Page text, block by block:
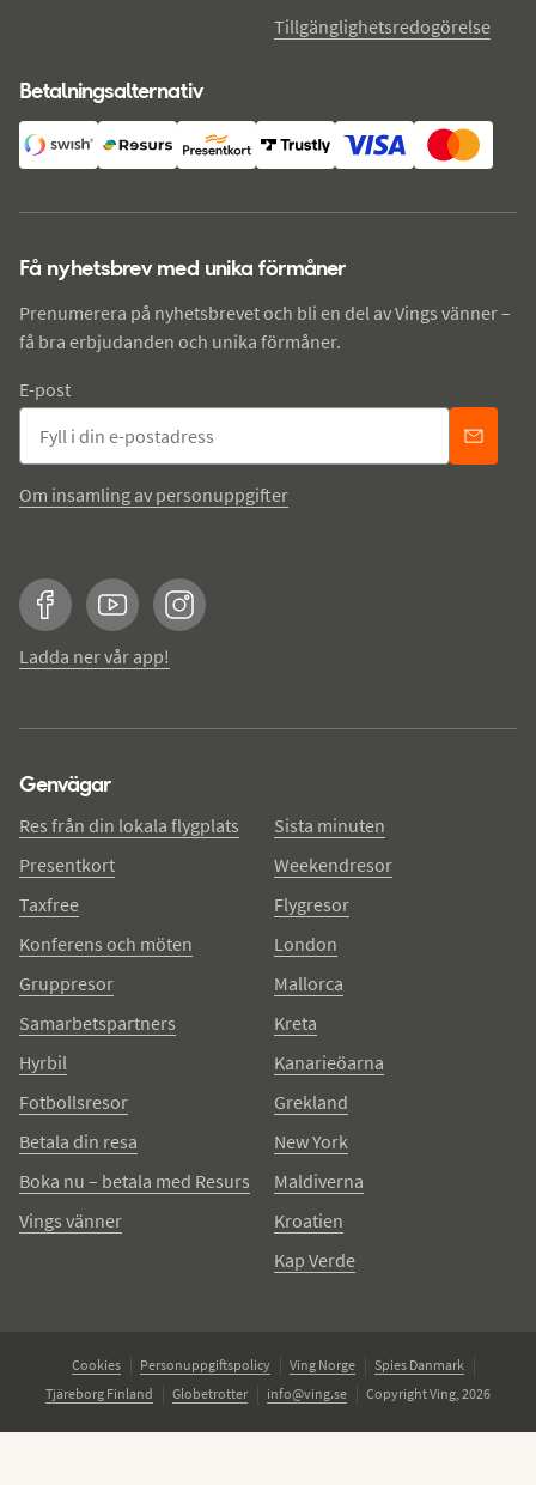
Tillgänglighetsredogörelse
Betalningsalternativ
Få nyhetsbrev med unika förmåner
Prenumerera på nyhetsbrevet och bli en del av Vings vänner –
få bra erbjudanden och unika förmåner.
E-post
Om insamling av personuppgifter
FacebookYouTubeInstagram
Ladda ner vår app!
Genvägar
Res från din lokala flygplats
Presentkort
Taxfree
Konferens och möten
Gruppresor
Samarbetspartners
Hyrbil
Fotbollsresor
Betala din resa
Boka nu – betala med Resurs
Vings vänner
Sista minuten
Weekendresor
Flygresor
London
Mallorca
Kreta
Kanarieöarna
Grekland
New York
Maldiverna
Kroatien
Kap Verde
Cookies Personuppgiftspolicy Ving Norge
Spies Danmark
Tjäreborg Finland
Globetrotter info@ving.se Copyright Ving, 2026